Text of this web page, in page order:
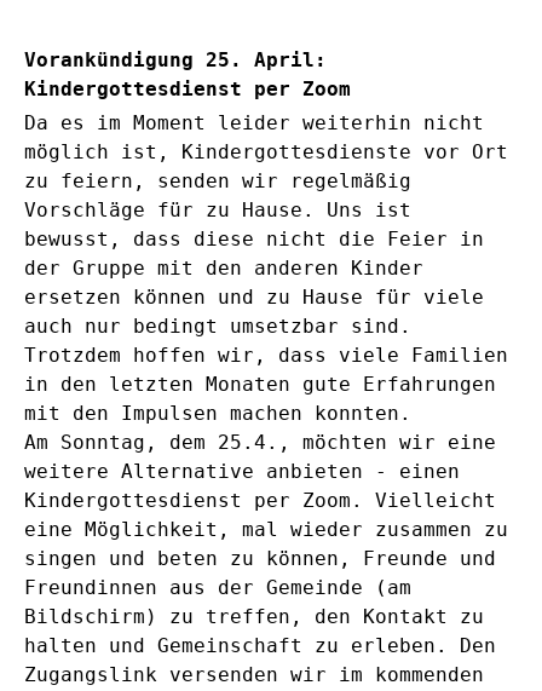
Vorankündigung 25. April:
Kindergottesdienst per Zoom
Da es im Moment leider weiterhin nicht
möglich ist, Kindergottesdienste vor Ort
zu feiern, senden wir regelmäßig
Vorschläge für zu Hause. Uns ist
bewusst, dass diese nicht die Feier in
der Gruppe mit den anderen Kinder
ersetzen können und zu Hause für viele
auch nur bedingt umsetzbar sind.
Trotzdem hoffen wir, dass viele Familien
in den letzten Monaten gute Erfahrungen
mit den Impulsen machen konnten.
Am Sonntag, dem 25.4., möchten wir eine
weitere Alternative anbieten - einen
Kindergottesdienst per Zoom. Vielleicht
eine Möglichkeit, mal wieder zusammen zu
singen und beten zu können, Freunde und
Freundinnen aus der Gemeinde (am
Bildschirm) zu treffen, den Kontakt zu
halten und Gemeinschaft zu erleben. Den
Zugangslink versenden wir im kommenden